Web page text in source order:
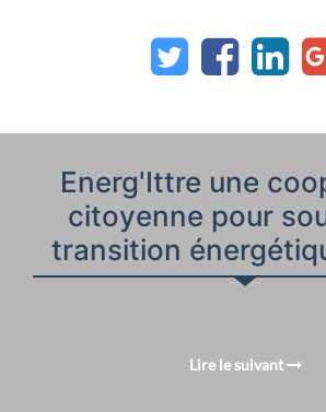
Energ'Ittre une
citoyenne pour
transition
Lire le suivant